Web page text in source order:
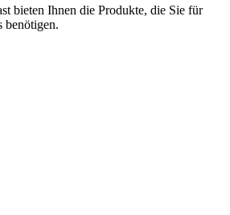
bieten Ihnen die Produkte, die Sie für
benötigen.